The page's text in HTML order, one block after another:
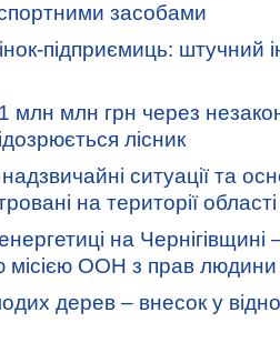
засобами
підприємиць: штучний
млн млн грн через
лісник
ситуації та
на території
на Чернігівщині –
місією ООН з прав людини
дерев – внесок у